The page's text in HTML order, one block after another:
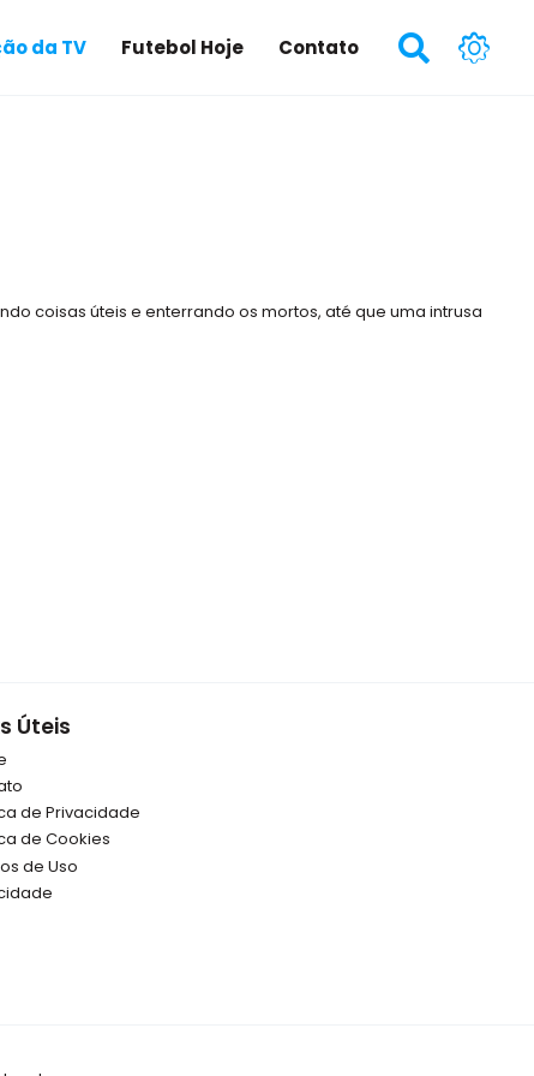
da TV Futebol Hoje Contato
coisas úteis e enterrando os mortos, até que uma intrusa
Úteis
de Privacidade
de Cookies
de Uso